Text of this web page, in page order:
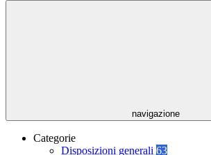
navigazione
Categorie
Disposizioni generali 63